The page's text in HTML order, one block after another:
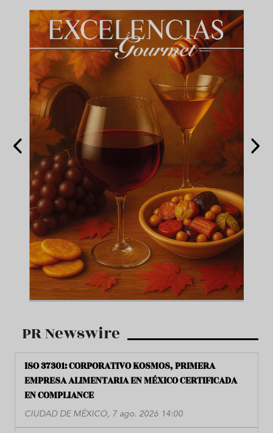
PR Newswire
ISO 37301: CORPORATIVO KOSMOS, PRIMERA
EMPRESA ALIMENTARIA EN MÉXICO CERTIFICADA
EN COMPLIANCE
CIUDAD DE MÉXICO, 7 ago. 2026 14:00